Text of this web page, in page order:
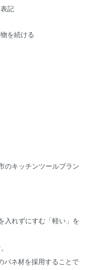
記
を続ける
のキッチンツールブラン
入れずにすむ「軽い」を
バネ材を採用することで